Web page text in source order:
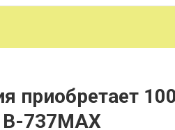
приобретает 100
В-737MAX